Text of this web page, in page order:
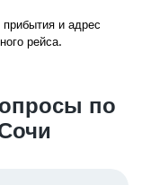
прибытия и адрес
рейса.
по